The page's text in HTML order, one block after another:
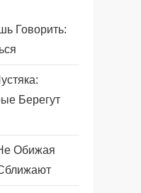
Говорить:
Берегут
Обижая